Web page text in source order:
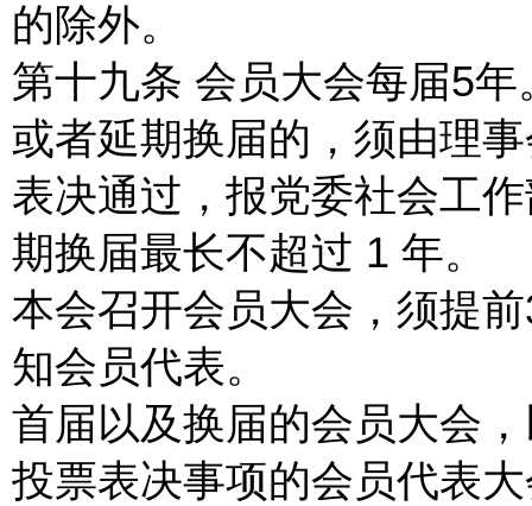
的除外。
第十九条 会员大会每届5
或者延期换届的，须由理
表决通过，报党委社会工
期换届最长不超过 1 年。
本会召开会员大会，须提
知会员代表。
首届以及换届的会员大会
投票表决事项的会员代表